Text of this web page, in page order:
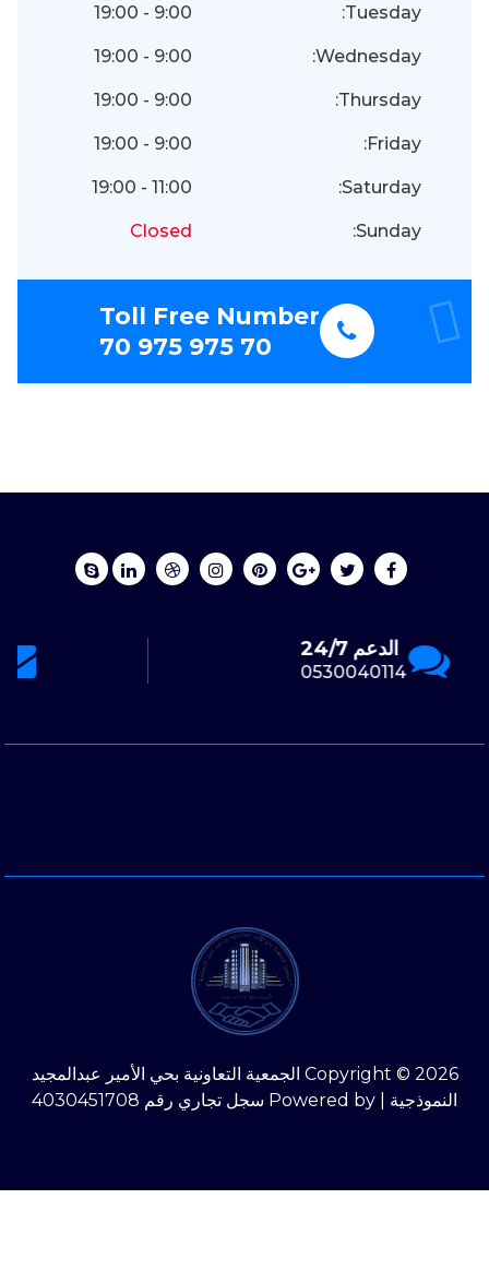
Tuesday:
9:00 - 19:00
Wednesday:
9:00 - 19:00
Thursday:
9:00 - 19:00
Friday:
9:00 - 19:00
Saturday:
11:00 - 19:00
Sunday:
Closed
Toll Free Number
70 975 975 70
asas000193@gmail.com
Copyright © 2026 الجمعية التعاونية بحي الأمير عبدالمجيد
النموذجية | Powered by سجل تجاري رقم 4030451708